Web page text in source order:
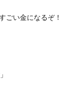
ごい金になるぞ！